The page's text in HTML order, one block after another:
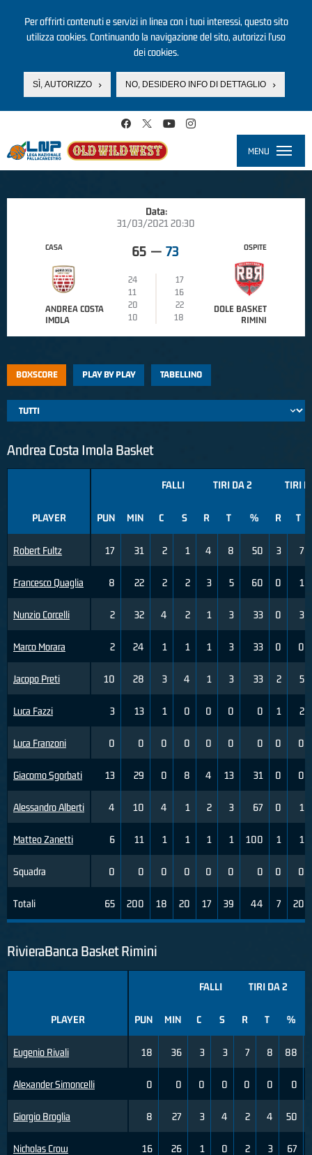
Per offrirti contenuti e servizi in linea con i tuoi interessi, questo sito
utilizza cookies. Continuando la navigazione del sito, autorizzi l’uso
dei cookies.
SÌ, AUTORIZZO NO, DESIDERO INFO DI DETTAGLIO
MENU
Data:
31/03/2021 20:30
CASA
ANDREA COSTA
IMOLA
65 — 73
24
17
11
16
20
22
10
18
OSPITE
DOLE BASKET
RIMINI
BOXSCORE PLAY BY PLAY TABELLINO
Andrea Costa Imola Basket
PLAYER
Robert Fultz
Francesco Quaglia
Nunzio Corcelli
Marco Morara
Jacopo Preti
Luca Fazzi
Luca Franzoni
Giacomo Sgorbati
Alessandro Alberti
Matteo Zanetti
Squadra
Totali
FALLI TIRI DA 2 TIRI
PUN MIN C S R T % R T
17 31 2 1 4 8 50 3 7
8 22 2 2 3 5 60 0 1
2 32 4 2 1 3 33 0 3
2 24 1 1 1 3 33 0 0
10 28 3 4 1 3 33 2 5
3 13 1 0 0 0 0 1 2
0 0 0 0 0 0 0 0 0
13 29 0 8 4 13 31 0 0
4 10 4 1 2 3 67 0 1
6 11 1 1 1 1 100 1 1
0 0 0 0 0 0 0 0 0
65 200 18 20 17 39 44 7 20
RivieraBanca Basket Rimini
PLAYER
Eugenio Rivali
Alexander Simoncelli
Giorgio Broglia
Nicholas Crow
FALLI TIRI DA 2
PUN MIN C S R T %
18 36 3 3 7 8 88
0 0 0 0 0 0 0
8 27 3 4 2 4 50
16 26 1 0 2 3 67